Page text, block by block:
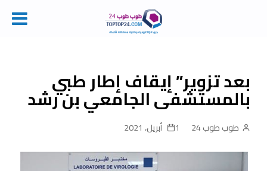
بعد تزوير” إيقاف إطار طبي
بالمستشفى الجامعي بن رشد
طوب طوب 24 1 أبريل، 2021